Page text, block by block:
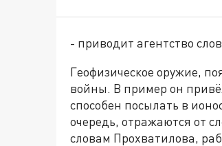
- приводит агентство
Геофизическое оружие,
войны. В пример он
способен посылать в
очередь, отражаются от
словам Прохватилова,